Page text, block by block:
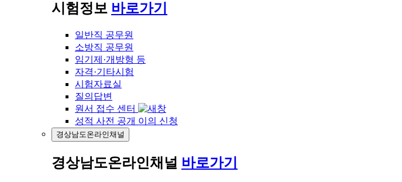
시험정보 바로가기
일반직 공무원
소방직 공무원
임기제·개방형 등
자격·기타시험
시험자료실
질의답변
원서 접수 센터
성적 사전 공개 이의 신청
경상남도온라인채널
경상남도온라인채널 바로가기